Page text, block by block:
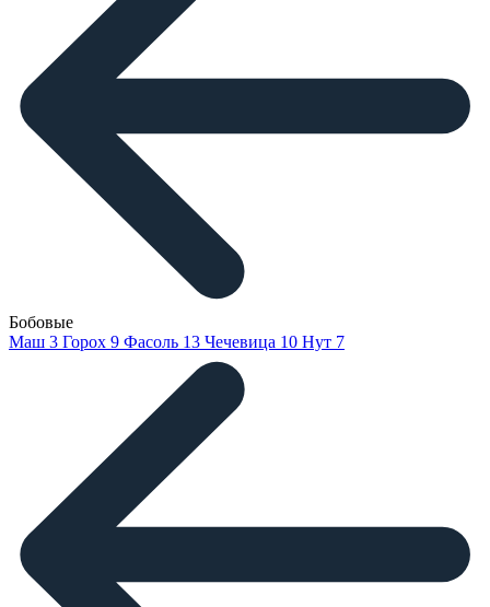
Бобовые
Маш 3 Горох 9 Фасоль 13 Чечевица 10 Нут 7